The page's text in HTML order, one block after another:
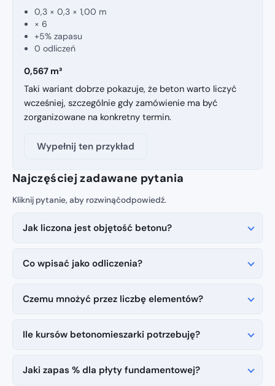
0,3 × 0,3 × 1,00 m
× 6
+5% zapasu
0 odliczeń
0,567 m³
Taki wariant dobrze pokazuje, że beton warto liczyć
wcześniej, szczególnie gdy zamówienie ma być
zorganizowane na konkretny termin.
Wypełnij ten przykład
Najczęściej zadawane pytania
Jak liczona jest objętość betonu?
Co wpisać jako odliczenia?
Czemu mnożyć przez liczbę elementów?
Ile kursów betonomieszarki potrzebuję?
Jaki zapas % dla płyty fundamentowej?